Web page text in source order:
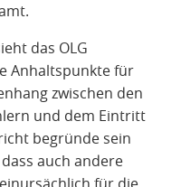
das OLG
Anhaltspunkte für
zwischen den
und dem Eintritt
begründe sein
auch andere